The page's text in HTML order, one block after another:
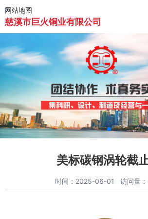
网站地图
慈溪市巨火铜业有限公司
美标碳钢涡轮截
时间：2025-06-01 访问量：